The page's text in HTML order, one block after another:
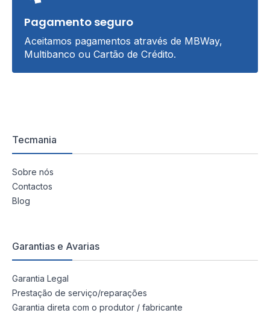
Pagamento seguro
Aceitamos pagamentos através de MBWay,
Multibanco ou Cartão de Crédito.
Tecmania
Sobre nós
Contactos
Blog
Garantias e Avarias
Garantia Legal
Prestação de serviço/reparações
Garantia direta com o produtor / fabricante